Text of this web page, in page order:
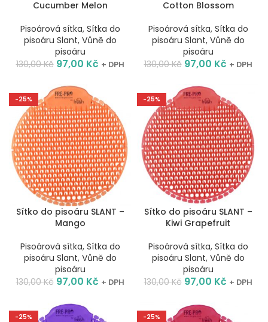
Cucumber Melon
Pisoárová sítka, Sítka do
pisoáru Slant, Vůně do
pisoáru
130,00Kč 97,00 Kč + DPH
Cotton Blossom
Pisoárová sítka, Sítka do
pisoáru Slant, Vůně do
pisoáru
130,00Kč 97,00 Kč + DPH
-25%
Sítko do pisoáru SLANT –
Mango
Pisoárová sítka, Sítka do
pisoáru Slant, Vůně do
pisoáru
130,00Kč 97,00 Kč + DPH
-25%
Sítko do pisoáru SLANT –
Kiwi Grapefruit
Pisoárová sítka, Sítka do
pisoáru Slant, Vůně do
pisoáru
130,00Kč 97,00 Kč + DPH
-25% -25%